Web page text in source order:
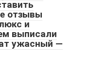
отзывы
и
выписали
ужасный —